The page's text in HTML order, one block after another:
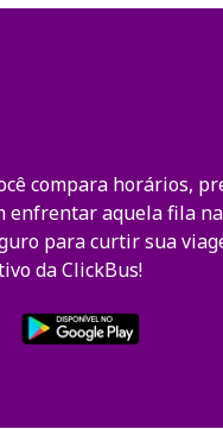
compara horários,
enfrentar aquela fila
para curtir sua
da ClickBus!